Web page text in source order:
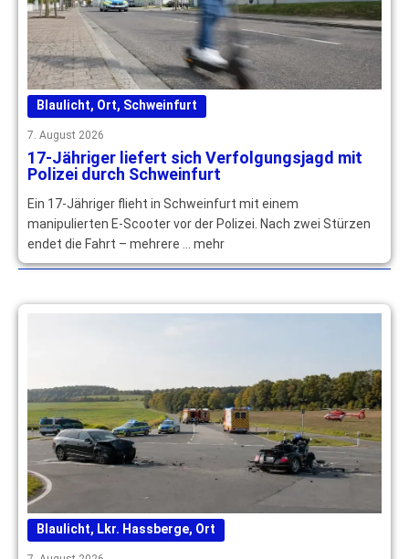
Blaulicht, Ort, Schweinfurt
7. August 2026
17-Jähriger liefert sich Verfolgungsjagd mit
Polizei durch Schweinfurt
Ein 17-Jähriger flieht in Schweinfurt mit einem
manipulierten E-Scooter vor der Polizei. Nach zwei Stürzen
endet die Fahrt – mehrere … mehr
Blaulicht, Lkr. Hassberge, Ort